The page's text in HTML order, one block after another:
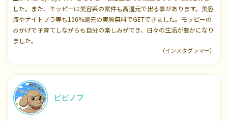
した。また、モッピーは美容系の案件も高還元で出る事があります。美容
液やナイトブラ等も100%還元の実質無料でGETできました。モッピーの
おかげで子育てしながらも自分の楽しみができ、日々の生活が豊かになり
ました。
（インスタグラマー）
ピピノブ